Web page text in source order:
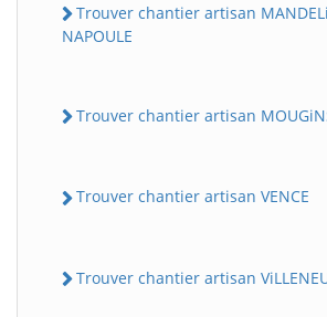
Trouver chantier artisan
NAPOULE
Trouver chantier artisan
Trouver chantier artisan VENCE
Trouver chantier artisan